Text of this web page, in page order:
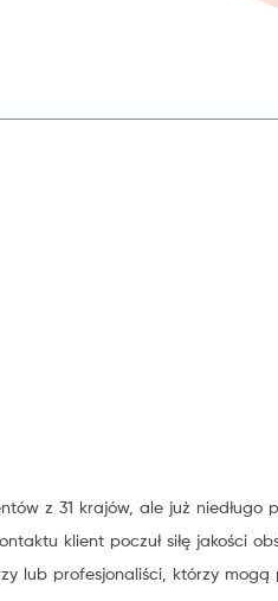
z 31 krajów, ale już
klient poczuł siłę jakości
lub profesjonaliści, którzy